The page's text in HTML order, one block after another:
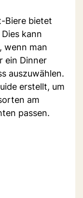
Biere bietet
kann
wenn man
ein Dinner
auszuwählen.
erstellt, um
am
passen.